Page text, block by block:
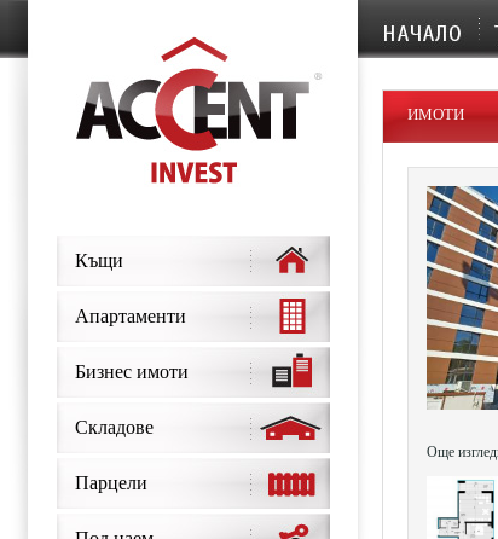
Къщи
Апартаменти
Бизнес имоти
Складове
Парцели
ИМОТИ
Още